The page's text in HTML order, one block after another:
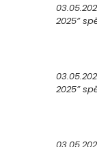
2025”
2025”